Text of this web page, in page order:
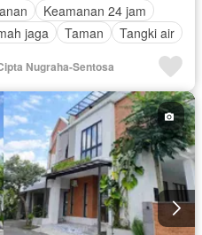
Keamanan 24 jam
jaga Taman
Tangki air
Nugraha-Sentosa